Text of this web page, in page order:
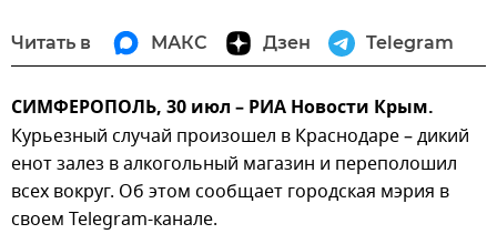
Читать в МАКС Дзен Telegram
СИМФЕРОПОЛЬ, 30 июл – РИА Новости Крым.
Курьезный случай произошел в Краснодаре – дикий
енот залез в алкогольный магазин и переполошил
всех вокруг. Об этом сообщает городская мэрия в
своем Telegram-канале.